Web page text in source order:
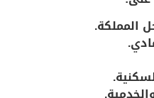
المملكة.